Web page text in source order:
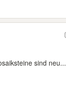
sind neu...